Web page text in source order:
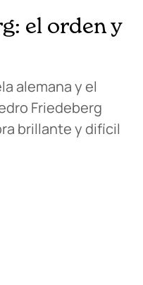
el orden y
alemana y el
Friedeberg
brillante y difícil